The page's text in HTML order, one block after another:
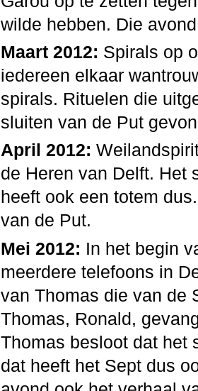
wilde hebben. Die
Maart 2012: Spirals op
iedereen elkaar
spirals. Rituelen die
sluiten van de Put
April 2012:
de Heren van Delft. Het
heeft ook een totem
van de Put.
Mei 2012: In het begin
meerdere telefoons in
van Thomas die van de
Thomas, Ronald,
Thomas besloot dat het
dat heeft het Sept dus